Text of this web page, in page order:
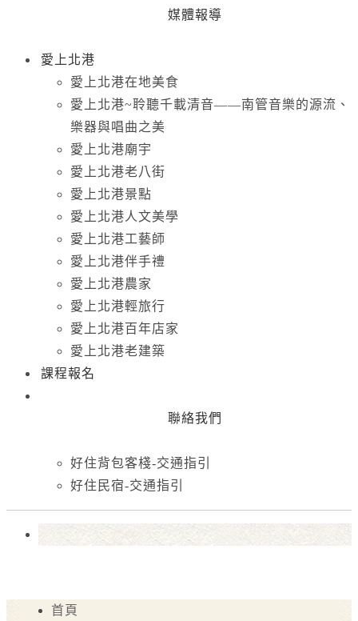
媒體報導
愛上北港
愛上北港在地美食
愛上北港~聆聽千載清音——南管音樂的源流、
樂器與唱曲之美
愛上北港廟宇
愛上北港老八街
愛上北港景點
愛上北港人文美學
愛上北港工藝師
愛上北港伴手禮
愛上北港農家
愛上北港輕旅行
愛上北港百年店家
愛上北港老建築
課程報名
聯絡我們
好住背包客棧-交通指引
好住民宿-交通指引
首頁